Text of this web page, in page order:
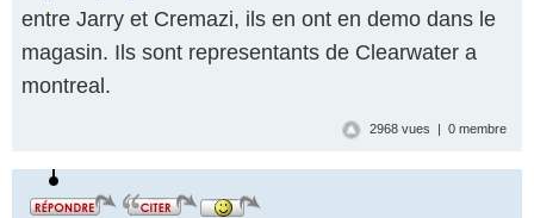
entre Jarry et Cremazi, ils en ont en demo dans le
magasin. Ils sont representants de Clearwater a
montreal.
2968 vues | 0 membre